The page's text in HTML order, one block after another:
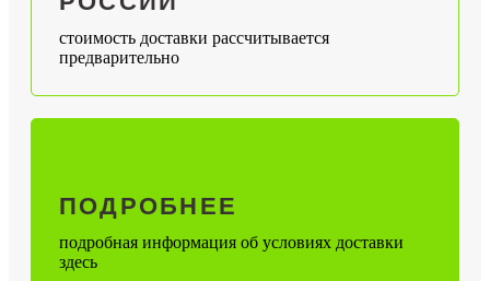
стоимость доставки рассчитывается
предварительно
ПОДРОБНЕЕ
подробная информация об условиях доставки
здесь